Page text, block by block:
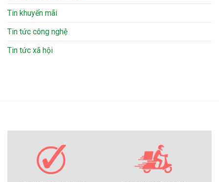
Tin khuyến mãi
Tin tức công nghệ
Tin tức xã hội